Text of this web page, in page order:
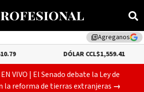
library_addAgreganos
$1,559.41
EN VIVO | El Senado debate la Ley de
la reforma de tierras extranjeras →